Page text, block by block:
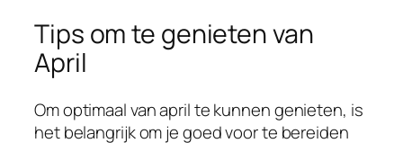
Tips om te genieten van
April
Om optimaal van april te kunnen genieten, is
het belangrijk om je goed voor te bereiden